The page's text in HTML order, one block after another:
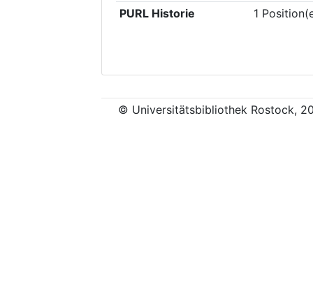
PURL Historie
1
© Universitätsbibliothek Rostock,